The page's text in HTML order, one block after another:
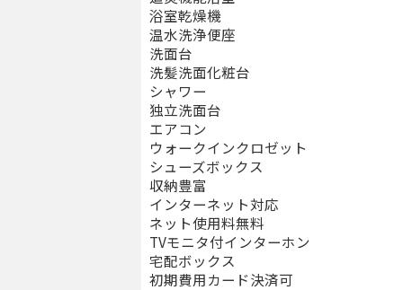
浴室乾燥機
温水洗浄便座
洗面台
洗髪洗面化粧台
シャワー
独立洗面台
エアコン
ウォークインクロゼット
シューズボックス
収納豊富
インターネット対応
ネット使用料無料
TVモニタ付インターホン
宅配ボックス
初期費用カード決済可